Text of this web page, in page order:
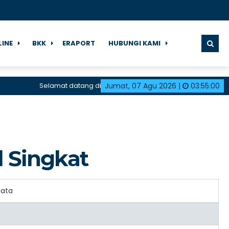
BKK ERAPORT HUBUNGI KAMI
Jumat, 07 Agu 2026 | 03:55:00
Selamat datang di halaman resmi SMK Negeri 1
Singkat